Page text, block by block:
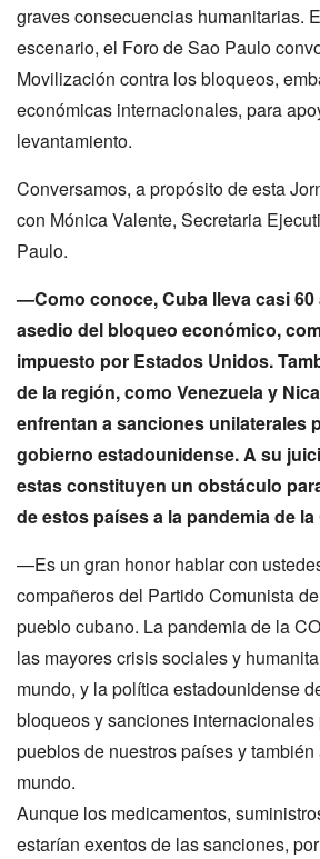
graves consecuencias humanitarias.
escenario, el Foro de Sao Paulo
Movilización contra los bloqueos,
económicas internacionales, para
levantamiento.
Conversamos, a propósito de esta
con Mónica Valente, Secretaria
Paulo.
—Como conoce, Cuba lleva casi 60
asedio del bloqueo económico,
impuesto por Estados Unidos.
de la región, como Venezuela y
enfrentan a sanciones unilaterales
gobierno estadounidense. A su
estas constituyen un obstáculo
de estos países a la pandemia de la
—Es un gran honor hablar con
compañeros del Partido Comunista
pueblo cubano. La pandemia de la
las mayores crisis sociales y
mundo, y la política estadounidense
bloqueos y sanciones
pueblos de nuestros países y
mundo.
Aunque los medicamentos,
estarían exentos de las sanciones,